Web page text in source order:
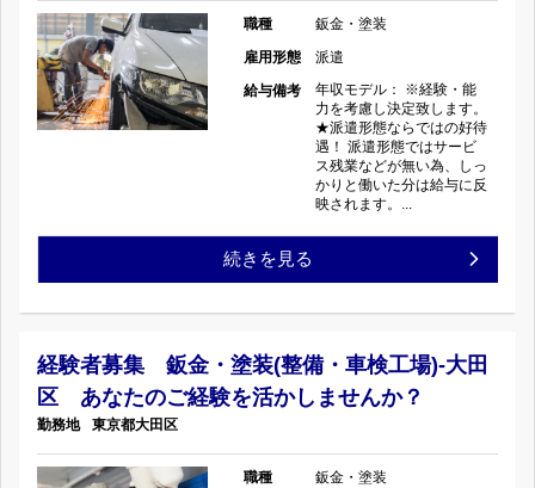
費
額
支
け
す！
職種
鈑金・塗装
雇用形態
派遣
給与備考
年収モデル： ※経験・能
力を考慮し決定致します。
★派遣形態ならではの好待
遇！ 派遣形態ではサービ
ス残業などが無い為、しっ
かりと働いた分は給与に反
映されます。...
鈑
塗
装
(整
続きを見る
経験者募集 鈑金・塗装(整備・車検工場)-大田
区 あなたのご経験を活かしませんか？
東京都大田区
職種
鈑金・塗装